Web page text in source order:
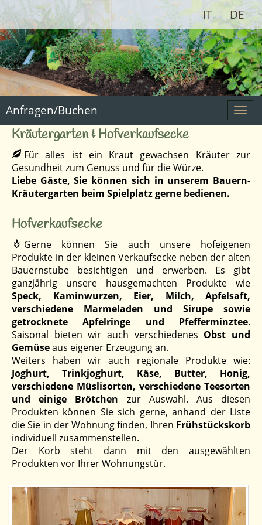
DE
IT
Anfragen/Buchen
Kräutergarten & Hofverkaufsecke
Für alles ist ein Kraut gewachsen Kräuter zur
Gesundheit zum Genuss und für die Würze.
Liebe Gäste, Sie können sich in unserem Bauern-
Kräutergarten beim Spielplatz gerne bedienen.
Hofverkaufsecke
Gerne können Sie auch unsere hofeigenen
Produkte in der kleinen Verkaufsecke neben der alten
Bauernstube besichtigen und erwerben. Es gibt
ganzjährig unsere hausgemachten Produkte wie
Speck, Kaminwurzen, Eier, Milch, Apfelsaft,
verschiedene Marmeladen und Sirupe sowie
getrocknete Apfelringe und Pfefferminztee.
Saisonal bieten wir auch verschiedenes Obst und
Gemüseaus eigener Erzeugung an.
Weiters haben wir auch regionale Produkte wie:
Joghurt, Trinkjoghurt, Käse, Butter, Honig,
verschiedene Müslisorten, verschiedene Teesorten
und einige Brötchen zur Auswahl. Aus diesen
Produkten können Sie sich gerne, anhand der Liste
die Sie in der Wohnung finden, Ihren Frühstückskorb
individuell zusammenstellen.
Der Korb steht dann mit den ausgewählten
Produkten vor Ihrer Wohnungstür.